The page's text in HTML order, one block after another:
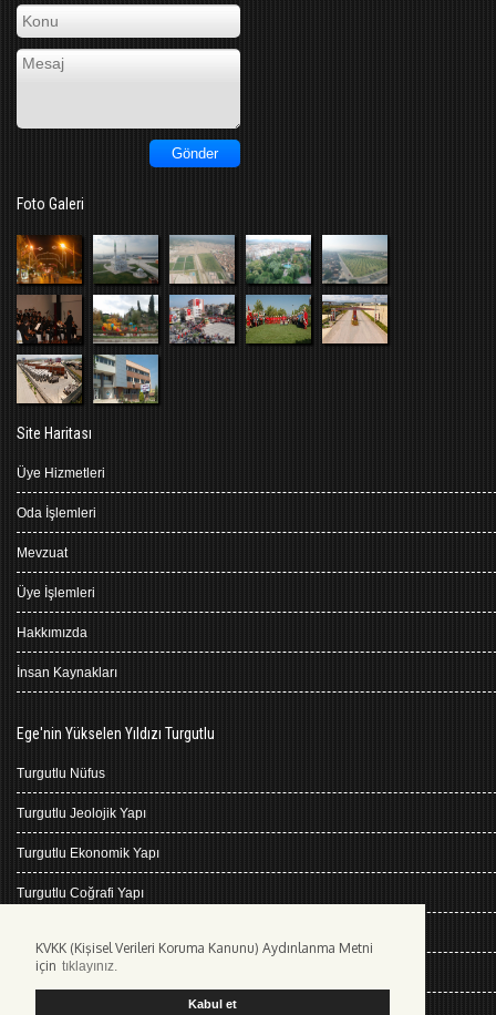
KVKK (Kişisel Verileri Koruma Kanunu) Aydınlanma Metni
için tıklayınız.
Kabul et
Foto Galeri
Site Haritası
Üye Hizmetleri
Oda İşlemleri
Mevzuat
Üye İşlemleri
Hakkımızda
İnsan Kaynakları
Ege'nin Yükselen Yıldızı Turgutlu
Turgutlu Nüfus
Turgutlu Jeolojik Yapı
Turgutlu Ekonomik Yapı
Turgutlu Coğrafi Yapı
Turgutlu İklimi